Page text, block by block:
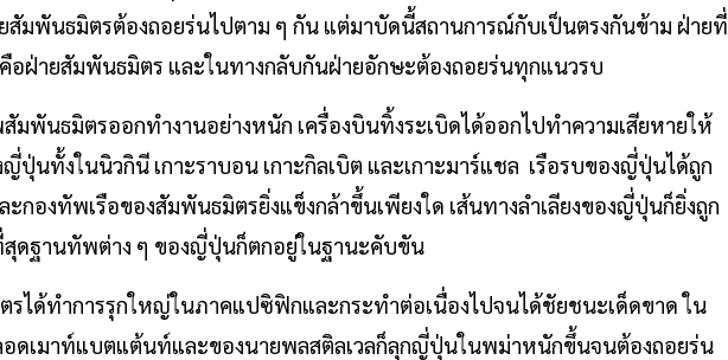
สัมพันธมิตรต้องถอยร่นไปตาม ๆ กัน แต่มาบัดนี้สถานการณ์กับเป็นตรงกันข้าม ฝ่ายที่
คือฝ่ายสัมพันธมิตร และในทางกลับกันฝ่ายอักษะต้องถอยร่นทุกแนวรบ
มพันธมิตรออกทำงานอย่างหนัก เครื่องบินทิ้งระเบิดได้ออกไปทำความเสียหายให้
นทั้งในนิวกินี เกาะราบอน เกาะกิลเบิต และเกาะมาร์แชล เรือรบของญี่ปุ่นได้ถูก
กองทัพเรือของสัมพันธมิตรยิ่งแข็งกล้าขึ้นเพียงใด เส้นทางลำเลียงของญี่ปุ่นก็ยิ่งถูก
ดฐานทัพต่าง ๆ ของญี่ปุ่นก็ตกอยู่ในฐานะคับขัน
ได้ทำการรุกใหญ่ในภาคแปซิฟิกและกระทำต่อเนื่องไปจนได้ชัยชนะเด็ดขาด ใน
ดเมาท์แบตแต้นท์และของนายพลสติลเวลก็ลุกญี่ปุ่นในพม่าหนักขึ้นจนต้องถอยร่น